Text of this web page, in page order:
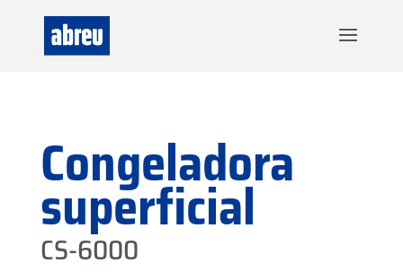
Congeladora
superficial
CS-6000